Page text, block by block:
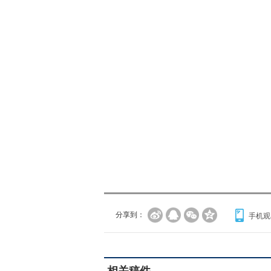
分享到： 手机